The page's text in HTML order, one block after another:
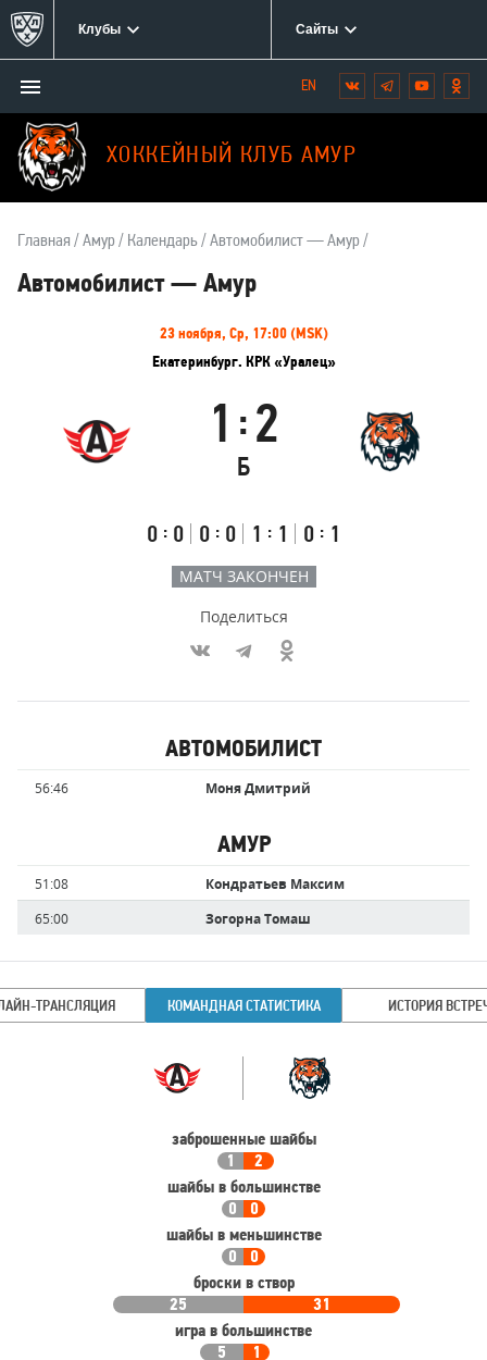
Клубы Сайты
ХОККЕЙНЫЙ КЛУБ АМУР
Открыть/
закрыть
меню
Мы
в
социальных
сетях:
Вконтакте
Telegram
YouTube
Главная Амур Календарь Автомобилист — Амур
Автомобилист — Амур
23 ноября, Ср, 17:00 (MSK)
Екатеринбург. КРК «Уралец»
Автомобилист 1 : 2
Б
Первый
тайм
0 : 0
Второй
тайм
0 : 0
Третий
тайм
1 : 1 Буллиты
0 : 1
Амур
МАТЧ ЗАКОНЧЕН
Поделиться
забившие
АВТОМОБИЛИСТ
Время Имя
игрока
56:46 Моня Дмитрий
АМУР
Время Имя
игрока
51:08
Кондратьев Максим
65:00
Зогорна Томаш
ТРАНСЛЯЦИЯ КОМАНДНАЯ СТАТИСТИКА ИСТОРИЯ
Команда
заброшенные шайбы
1
2
шайбы в большинстве
0
0
шайбы в меньшинстве
0
0
броски в створ
25
31
игра в большинстве
5
1